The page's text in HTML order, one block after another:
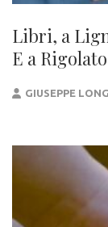
Libri, a
E a
GIUSEPPE